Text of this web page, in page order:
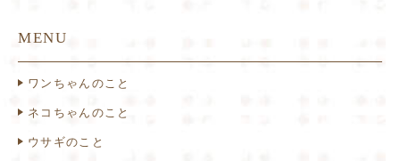
MENU
ワンちゃんのこと
ネコちゃんのこと
ウサギのこと